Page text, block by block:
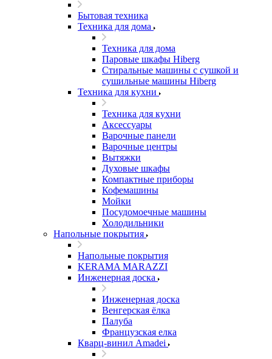
Бытовая техника
Техника для дома
Техника для дома
Паровые шкафы Hiberg
Стиральные машины с сушкой и
сушильные машины Hiberg
Техника для кухни
Техника для кухни
Аксессуары
Варочные панели
Варочные центры
Вытяжки
Духовые шкафы
Компактные приборы
Кофемашины
Мойки
Посудомоечные машины
Холодильники
Напольные покрытия
Напольные покрытия
KERAMA MARAZZI
Инженерная доска
Инженерная доска
Венгерская ёлка
Палуба
Французская елка
Кварц-винил Amadei